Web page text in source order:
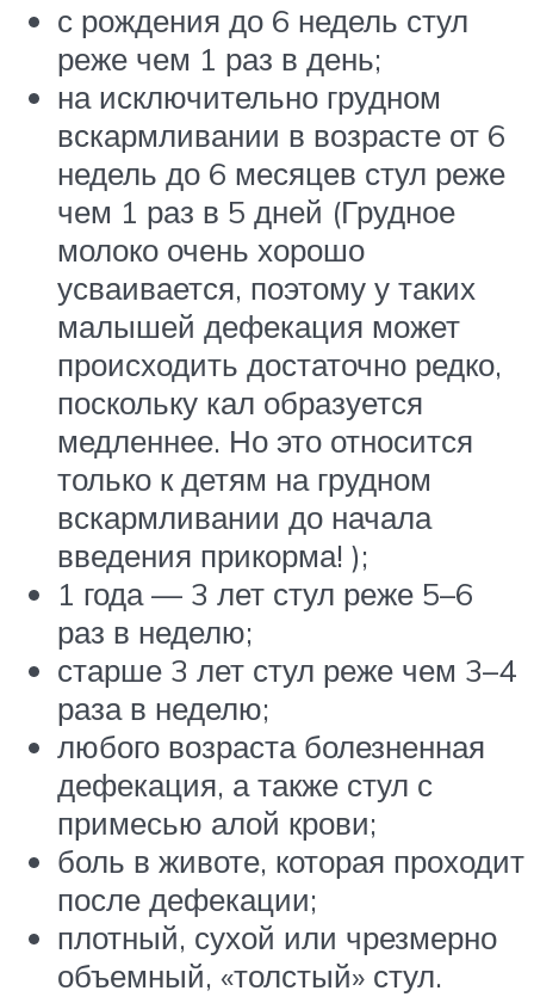
с рождения до 6 недель стул
реже чем 1 раз в день;
на исключительно грудном
вскармливании в возрасте от 6
недель до 6 месяцев стул реже
чем 1 раз в 5 дней (Грудное
молоко очень хорошо
усваивается, поэтому у таких
малышей дефекация может
происходить достаточно редко,
поскольку кал образуется
медленнее. Но это относится
только к детям на грудном
вскармливании до начала
введения прикорма! );
1 года — 3 лет стул реже 5–6
раз в неделю;
старше 3 лет стул реже чем 3–4
раза в неделю;
любого возраста болезненная
дефекация, а также стул с
примесью алой крови;
боль в животе, которая проходит
после дефекации;
плотный, сухой или чрезмерно
объемный, «толстый» стул.